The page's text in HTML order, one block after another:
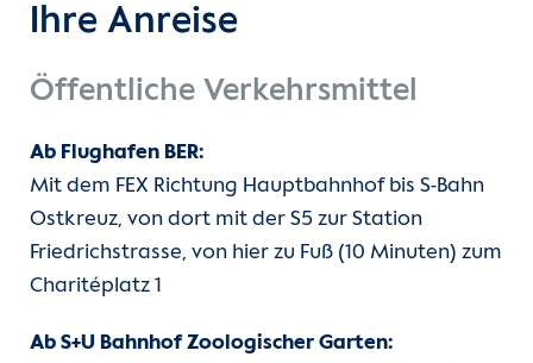
Ihre Anreise
Öffentliche Verkehrsmittel
Ab Flughafen BER:
Mit dem FEX Richtung Hauptbahnhof bis S-Bahn
Ostkreuz, von dort mit der S5 zur Station
Friedrichstrasse, von hier zu Fuß (10 Minuten) zum
Charitéplatz 1
Ab S+U Bahnhof Zoologischer Garten: